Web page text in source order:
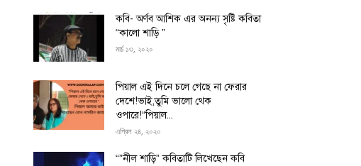
কবি- অর্ণব আশিক এর অনন্য সৃষ্টি কবিতা
“কালো শাড়ি ”
মার্চ ১৩, ২০২০
পিয়াল এই দিনে চলে গেছে না ফেরার
দেশে!ভাই,তুমি ভালো থেক
ওপারে!“পিয়াল...
এপ্রিল ২৪, ২০২০
“”নীল শাড়ি” কবিতাটি লিখেছেন কবি